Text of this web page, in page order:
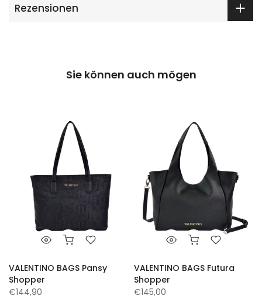
Rezensionen
Sie können auch mögen
VALENTINO BAGS Pansy
Shopper
€144,90
VALENTINO BAGS Futura
Shopper
€145,00